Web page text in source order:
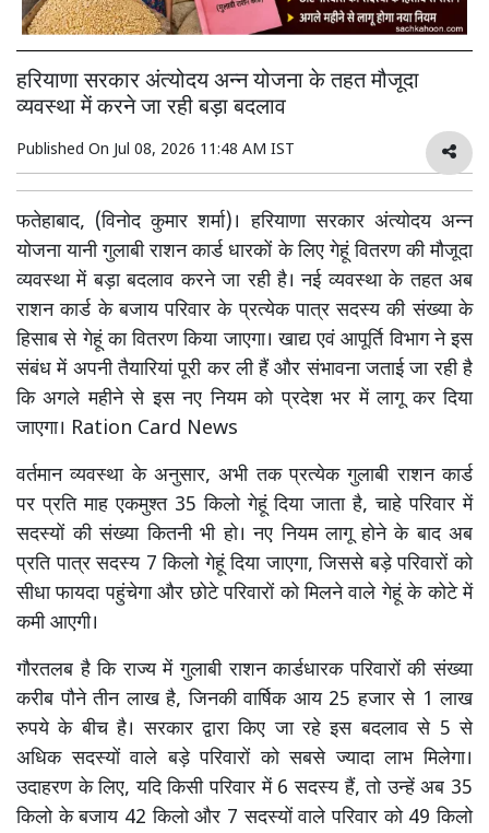
हरियाणा सरकार अंत्योदय अन्न योजना के तहत मौजूदा
व्यवस्था में करने जा रही बड़ा बदलाव
Published On Jul 08, 2026 11:48 AM IST
फतेहाबाद, (विनोद कुमार शर्मा)। हरियाणा सरकार अंत्योदय अन्न
योजना यानी गुलाबी राशन कार्ड धारकों के लिए गेहूं वितरण की मौजूदा
व्यवस्था में बड़ा बदलाव करने जा रही है। नई व्यवस्था के तहत अब
राशन कार्ड के बजाय परिवार के प्रत्येक पात्र सदस्य की संख्या के
हिसाब से गेहूं का वितरण किया जाएगा। खाद्य एवं आपूर्ति विभाग ने इस
संबंध में अपनी तैयारियां पूरी कर ली हैं और संभावना जताई जा रही है
कि अगले महीने से इस नए नियम को प्रदेश भर में लागू कर दिया
जाएगा। Ration Card News
वर्तमान व्यवस्था के अनुसार, अभी तक प्रत्येक गुलाबी राशन कार्ड
पर प्रति माह एकमुश्त 35 किलो गेहूं दिया जाता है, चाहे परिवार में
सदस्यों की संख्या कितनी भी हो। नए नियम लागू होने के बाद अब
प्रति पात्र सदस्य 7 किलो गेहूं दिया जाएगा, जिससे बड़े परिवारों को
सीधा फायदा पहुंचेगा और छोटे परिवारों को मिलने वाले गेहूं के कोटे में
कमी आएगी।
गौरतलब है कि राज्य में गुलाबी राशन कार्डधारक परिवारों की संख्या
करीब पौने तीन लाख है, जिनकी वार्षिक आय 25 हजार से 1 लाख
रुपये के बीच है। सरकार द्वारा किए जा रहे इस बदलाव से 5 से
अधिक सदस्यों वाले बड़े परिवारों को सबसे ज्यादा लाभ मिलेगा।
उदाहरण के लिए, यदि किसी परिवार में 6 सदस्य हैं, तो उन्हें अब 35
किलो के बजाय 42 किलो और 7 सदस्यों वाले परिवार को 49 किलो